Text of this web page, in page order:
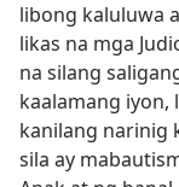
libong kaluluwa
likas na mga
na silang
kaalamang iyon,
kanilang narinig
sila ay